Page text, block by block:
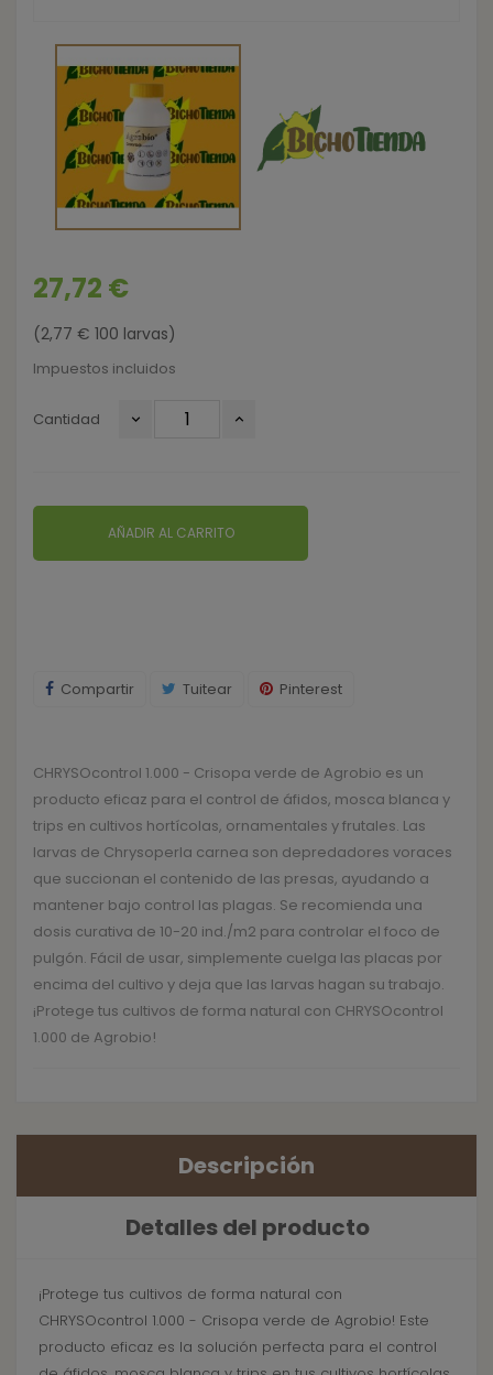
27,72 €
(2,77 € 100 larvas)
Impuestos incluidos
Cantidad
AÑADIR AL CARRITO
Compartir Tuitear Pinterest
CHRYSOcontrol 1.000 - Crisopa verde de Agrobio es un
producto eficaz para el control de áfidos, mosca blanca y
trips en cultivos hortícolas, ornamentales y frutales. Las
larvas de Chrysoperla carnea son depredadores voraces
que succionan el contenido de las presas, ayudando a
mantener bajo control las plagas. Se recomienda una
dosis curativa de 10-20 ind./m2 para controlar el foco de
pulgón. Fácil de usar, simplemente cuelga las placas por
encima del cultivo y deja que las larvas hagan su trabajo.
¡Protege tus cultivos de forma natural con CHRYSOcontrol
1.000 de Agrobio!
Descripción
Detalles del producto
¡Protege tus cultivos de forma natural con
CHRYSOcontrol 1.000 - Crisopa verde de Agrobio! Este
producto eficaz es la solución perfecta para el control